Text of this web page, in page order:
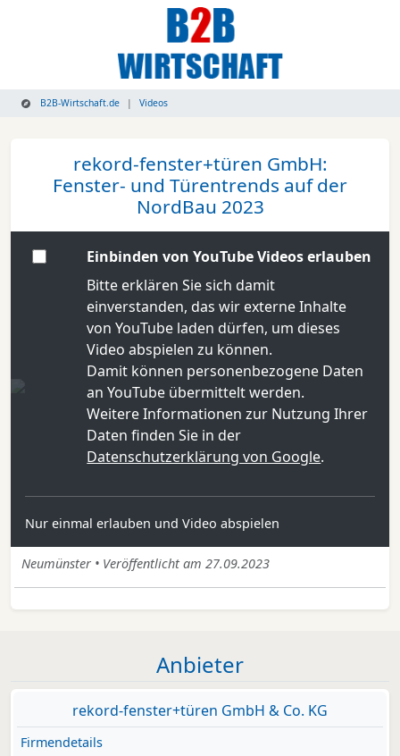
B2B-Wirtschaft.de Videos
rekord-fenster+türen GmbH:
Fenster- und Türentrends auf der
NordBau 2023
Einbinden von YouTube Videos erlauben
Bitte erklären Sie sich damit
einverstanden, das wir externe Inhalte
von YouTube laden dürfen, um dieses
Video abspielen zu können.
Damit können personenbezogene Daten
an YouTube übermittelt werden.
Weitere Informationen zur Nutzung Ihrer
Daten finden Sie in der
Datenschutzerklärung von Google.
Nur einmal erlauben und Video abspielen
Neumünster • Veröffentlicht am 27.09.2023
Anbieter
rekord-fenster+türen GmbH & Co. KG
Firmendetails